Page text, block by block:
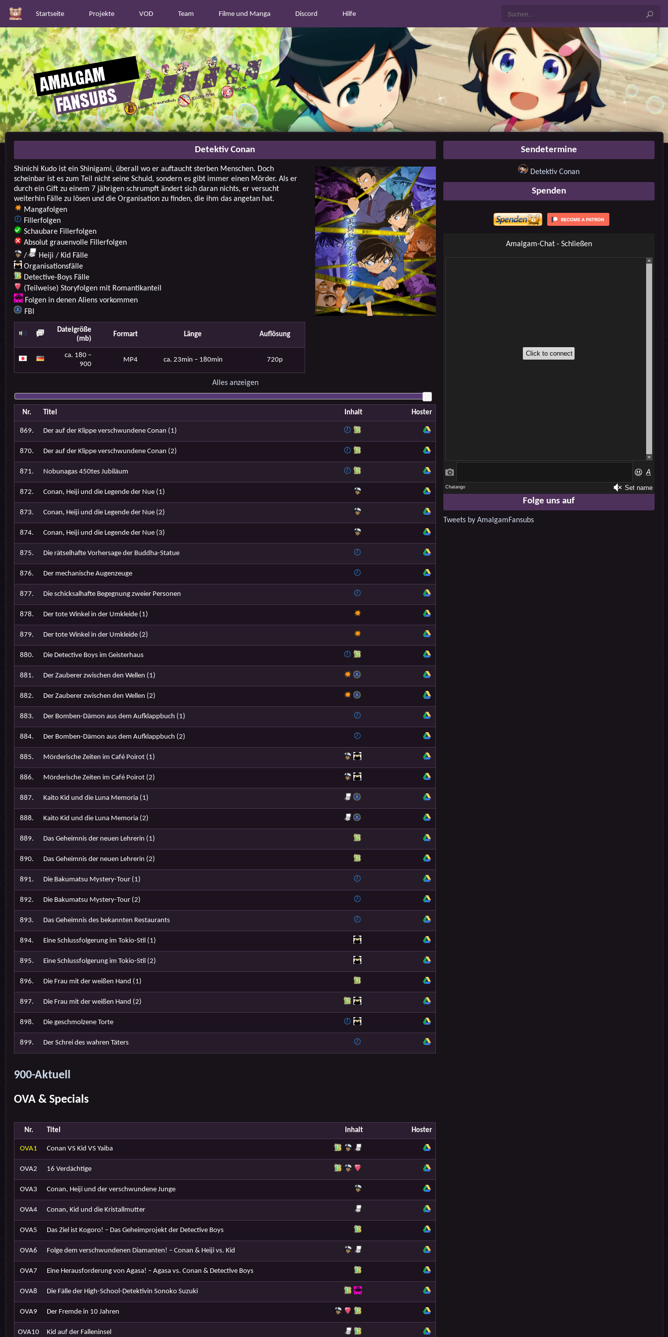
Startseite Projekte VOD Team Filme und Manga Discord Hilfe
Detektiv Conan
Shinichi Kudo ist ein Shinigami, überall wo er auftaucht sterben Menschen. Doch
scheinbar ist es zum Teil nicht seine Schuld, sondern es gibt immer einen Mörder. Als er
durch ein Gift zu einem 7 jährigen schrumpft ändert sich daran nichts, er versucht
weiterhin Fälle zu lösen und die Organisation zu finden, die ihm das angetan hat.
Mangafolgen
Fillerfolgen
Schaubare Fillerfolgen
Absolut grauenvolle Fillerfolgen
/
Heiji / Kid Fälle
Organisationsfälle
Detective-Boys Fälle
(Teilweise) Storyfolgen mit Romantikanteil
Folgen in denen Aliens vorkommen
FBI
Dateigröße
(mb)
Formart Länge Auflösung
ca. 180 –
900
MP4 ca. 23min – 180min 720p
Alles anzeigen
Nr. Titel Inhalt Hoster
869. Der auf der Klippe verschwundene Conan (1)
870. Der auf der Klippe verschwundene Conan (2)
871. Nobunagas 450tes Jubiläum
872. Conan, Heiji und die Legende der Nue (1)
873. Conan, Heiji und die Legende der Nue (2)
874. Conan, Heiji und die Legende der Nue (3)
875. Die rätselhafte Vorhersage der Buddha-Statue
876. Der mechanische Augenzeuge
877. Die schicksalhafte Begegnung zweier Personen
878. Der tote Winkel in der Umkleide (1)
879. Der tote Winkel in der Umkleide (2)
880. Die Detective Boys im Geisterhaus
881. Der Zauberer zwischen den Wellen (1)
882. Der Zauberer zwischen den Wellen (2)
883. Der Bomben-Dämon aus dem Aufklappbuch (1)
884. Der Bomben-Dämon aus dem Aufklappbuch (2)
885. Mörderische Zeiten im Café Poirot (1)
886. Mörderische Zeiten im Café Poirot (2)
887. Kaito Kid und die Luna Memoria (1)
888. Kaito Kid und die Luna Memoria (2)
889. Das Geheimnis der neuen Lehrerin (1)
890. Das Geheimnis der neuen Lehrerin (2)
891. Die Bakumatsu Mystery-Tour (1)
892. Die Bakumatsu Mystery-Tour (2)
893. Das Geheimnis des bekannten Restaurants
894. Eine Schlussfolgerung im Tokio-Stil (1)
895. Eine Schlussfolgerung im Tokio-Stil (2)
896. Die Frau mit der weißen Hand (1)
897. Die Frau mit der weißen Hand (2)
898. Die geschmolzene Torte
899. Der Schrei des wahren Täters
900-Aktuell
OVA & Specials
Nr. Titel Inhalt Hoster
OVA1 Conan VS Kid VS Yaiba
OVA2 16 Verdächtige
OVA3 Conan, Heiji und der verschwundene Junge
OVA4 Conan, Kid und die Kristallmutter
OVA5 Das Ziel ist Kogoro! – Das Geheimprojekt der Detective Boys
OVA6 Folge dem verschwundenen Diamanten! – Conan & Heiji vs. Kid
OVA7 Eine Herausforderung von Agasa! – Agasa vs. Conan & Detective Boys
OVA8 Die Fälle der High-School-Detektivin Sonoko Suzuki
OVA9 Der Fremde in 10 Jahren
OVA10 Kid auf der Falleninsel
Sendetermine
Detektiv Conan
Spenden
Amalgam-Chat - Schließen
Folge uns auf
Tweets by AmalgamFansubs